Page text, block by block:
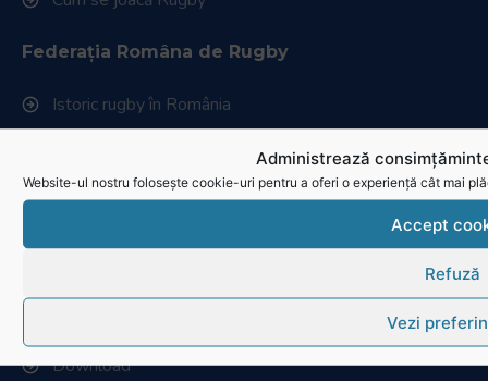
Administrează
Website-ul nostru folosește cookie-uri pentru a oferi o experiență cât mai
Accept
Refuză
Vezi
Federația Româna de Rugby
Istoric rugby în România
Stadionul național de rugby
Download